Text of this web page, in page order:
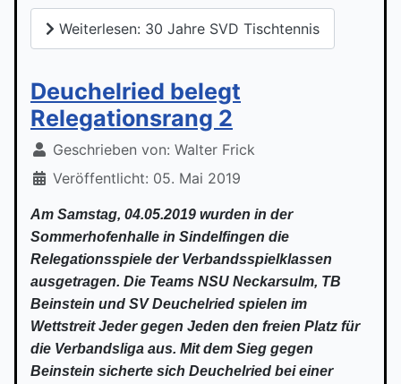
Weiterlesen: 30 Jahre SVD Tischtennis
Deuchelried belegt
Relegationsrang 2
Geschrieben von: Walter Frick
Veröffentlicht: 05. Mai 2019
Am Samstag, 04.05.2019 wurden in der
Sommerhofenhalle in Sindelfingen die
Relegationsspiele der Verbandsspielklassen
ausgetragen. Die Teams NSU Neckarsulm, TB
Beinstein und SV Deuchelried spielen im
Wettstreit Jeder gegen Jeden den freien Platz für
die Verbandsliga aus. Mit dem Sieg gegen
Beinstein sicherte sich Deuchelried bei einer